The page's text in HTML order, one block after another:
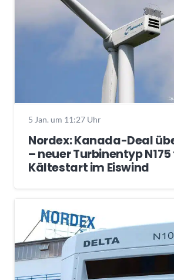
5 Jan. um 11:27 Uhr
Nordex: Kanada-Deal
– neuer Turbinentyp
Kältestart im Eiswind